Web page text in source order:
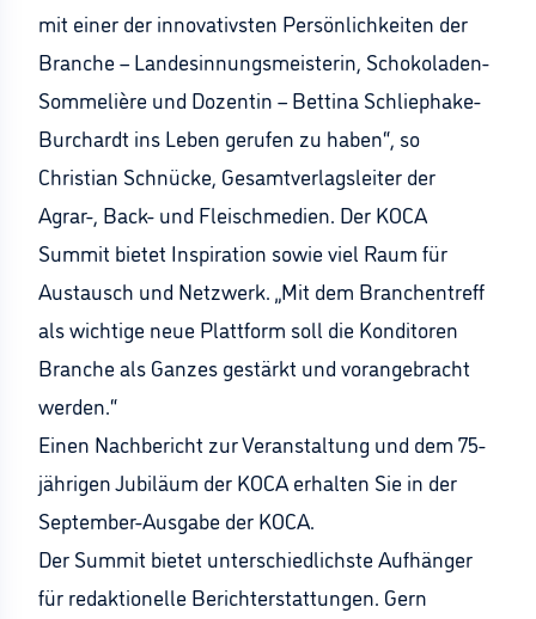
mit einer der innovativsten Persönlichkeiten der
Branche – Landesinnungsmeisterin, Schokoladen-
Sommelière und Dozentin – Bettina Schliephake-
Burchardt ins Leben gerufen zu haben“, so
Christian Schnücke, Gesamtverlagsleiter der
Agrar-, Back- und Fleischmedien. Der KOCA
Summit bietet Inspiration sowie viel Raum für
Austausch und Netzwerk. „Mit dem Branchentreff
als wichtige neue Plattform soll die Konditoren
Branche als Ganzes gestärkt und vorangebracht
werden.“
Einen Nachbericht zur Veranstaltung und dem 75-
jährigen Jubiläum der KOCA erhalten Sie in der
September-Ausgabe der KOCA.
Der Summit bietet unterschiedlichste Aufhänger
für redaktionelle Berichterstattungen. Gern